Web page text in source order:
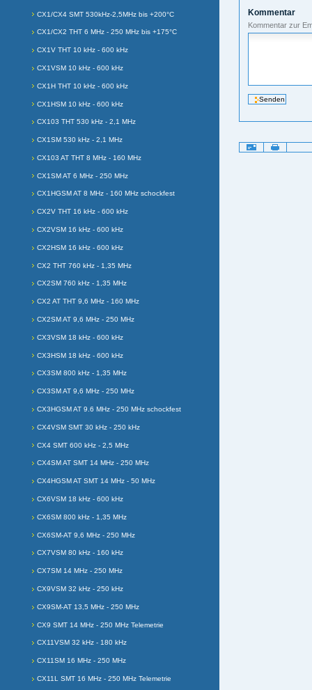
CX1/CX4 SMT 530kHz-2,5MHz bis +200°C
CX1/CX2 THT 6 MHz - 250 MHz bis +175°C
CX1V THT 10 kHz - 600 kHz
CX1VSM 10 kHz - 600 kHz
CX1H THT 10 kHz - 600 kHz
CX1HSM 10 kHz - 600 kHz
CX103 THT 530 kHz - 2,1 MHz
CX1SM 530 kHz - 2,1 MHz
CX103 AT THT 8 MHz - 160 MHz
CX1SM AT 6 MHz - 250 MHz
CX1HGSM AT 8 MHz - 160 MHz schockfest
CX2V THT 16 kHz - 600 kHz
CX2VSM 16 kHz - 600 kHz
CX2HSM 16 kHz - 600 kHz
CX2 THT 760 kHz - 1,35 MHz
CX2SM 760 kHz - 1,35 MHz
CX2 AT THT 9,6 MHz - 160 MHz
CX2SM AT 9,6 MHz - 250 MHz
CX3VSM 18 kHz - 600 kHz
CX3HSM 18 kHz - 600 kHz
CX3SM 800 kHz - 1,35 MHz
CX3SM AT 9,6 MHz - 250 MHz
CX3HGSM AT 9.6 MHz - 250 MHz schockfest
CX4VSM SMT 30 kHz - 250 kHz
CX4 SMT 600 kHz - 2,5 MHz
CX4SM AT SMT 14 MHz - 250 MHz
CX4HGSM AT SMT 14 MHz - 50 MHz
CX6VSM 18 kHz - 600 kHz
CX6SM 800 kHz - 1,35 MHz
CX6SM-AT 9,6 MHz - 250 MHz
CX7VSM 80 kHz - 160 kHz
CX7SM 14 MHz - 250 MHz
CX9VSM 32 kHz - 250 kHz
CX9SM-AT 13,5 MHz - 250 MHz
CX9 SMT 14 MHz - 250 MHz Telemetrie
CX11VSM 32 kHz - 180 kHz
CX11SM 16 MHz - 250 MHz
CX11L SMT 16 MHz - 250 MHz Telemetrie
Kommentar
Kommentar zur
Artikelaktionen